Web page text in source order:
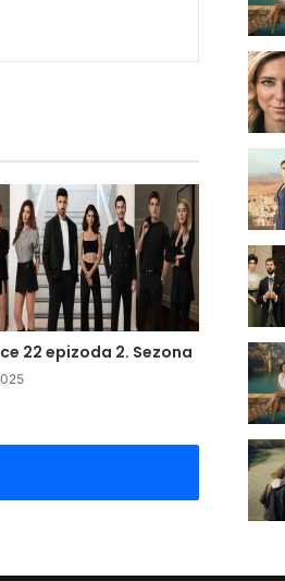
22 epizoda 2. Sezona